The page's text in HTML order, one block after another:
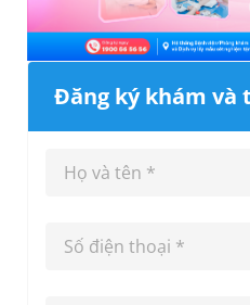
Đăng ký khám và